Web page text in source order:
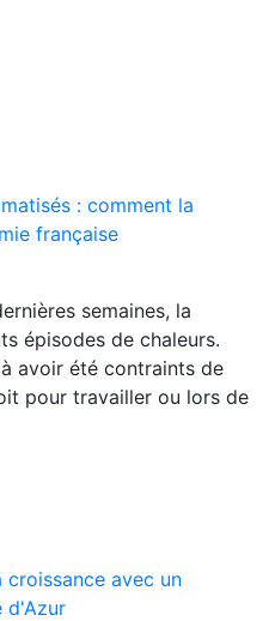
: comment la
française
semaines, la
épisodes de chaleurs.
avoir été contraints de
pour travailler ou lors de
croissance avec un
d'Azur